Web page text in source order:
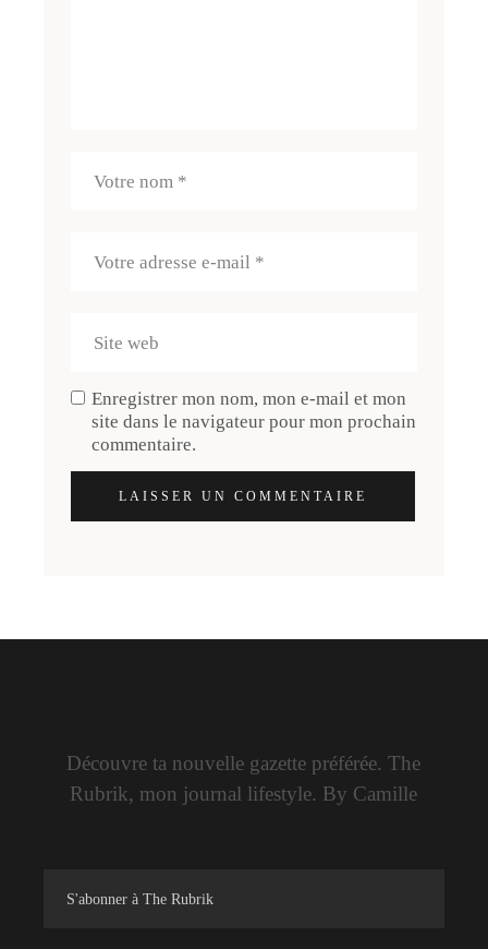
Enregistrer mon nom, mon e-mail et mon
site dans le navigateur pour mon prochain
commentaire.
LAISSER UN COMMENTAIRE
Découvre ta nouvelle gazette préférée. The
Rubrik, mon journal lifestyle. By Camille